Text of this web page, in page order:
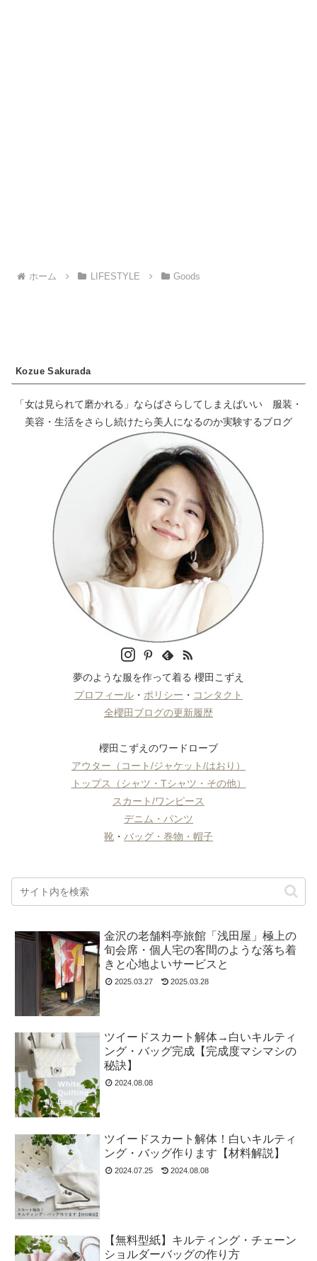
ホーム LIFESTYLE Goods
Kozue Sakurada
「女は見られて磨かれる」ならばさらしてしまえばいい 服装・
美容・生活をさらし続けたら美人になるのか実験するブログ
夢のような服を作って着る 櫻田こずえ
プロフィール ・ ポリシー ・ コンタクト
全櫻田ブログの更新履歴
櫻田こずえのワードローブ
アウター（コート/ジャケット/はおり）
トップス（シャツ・Tシャツ・その他）
スカート/ワンピース
デニム・パンツ
靴 ・ バッグ・巻物・帽子
金沢の老舗料亭旅館「浅田屋」極上の
旬会席・個人宅の客間のような落ち着
きと心地よいサービスと
2025.03.27 2025.03.28
ツイードスカート解体→白いキルティ
ング・バッグ完成【完成度マシマシの
秘訣】
2024.08.08
ツイードスカート解体！白いキルティ
ング・バッグ作ります【材料解説】
2024.07.25 2024.08.08
【無料型紙】キルティング・チェーン
ショルダーバッグの作り方